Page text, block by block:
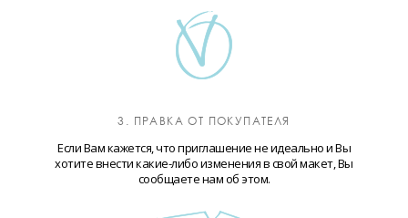
3. ПРАВКА ОТ ПОКУПАТЕЛЯ
Если Вам кажется, что приглашение не идеально и Вы
хотите внести какие-либо изменения в свой макет, Вы
сообщаете нам об этом.